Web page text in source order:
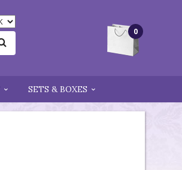
0
SETS & BOXES